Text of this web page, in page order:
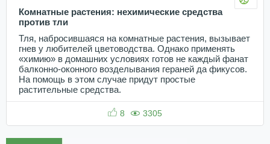
Комнатные растения: нехимические средства
против тли
Тля, набросившаяся на комнатные растения, вызывает
гнев у любителей цветоводства. Однако применять
«химию» в домашних условиях готов не каждый фанат
балконно-оконного возделывания гераней да фикусов.
На помощь в этом случае придут простые
растительные средства.
8 3305